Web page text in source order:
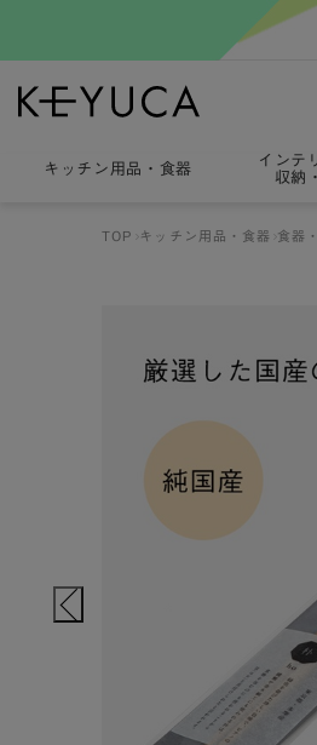
キッチン用品 ・ 食器
インテ
収納
TOP キッチン用品・食器 食器